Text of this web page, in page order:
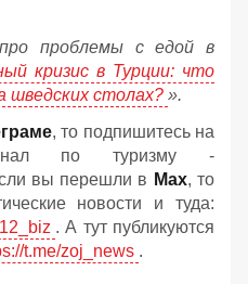
проблемы с едой в
кризис в Турции: что
шведских столах? ».
, то подпишитесь на
по туризму -
вы перешли в Мах, то
новости и туда:
. А тут публикуются
t.me/zoj_news .